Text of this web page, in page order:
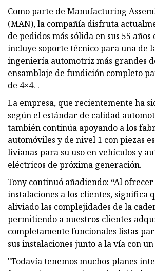
Como parte de Manufacturing
(MAN), la compañía disfruta
de pedidos más sólida en sus 55
incluye soporte técnico para una de
ingeniería automotriz más grandes
ensamblaje de fundición completo
de 4×4. .
La empresa, que recientemente ha
según el estándar de calidad
también continúa apoyando a los
automóviles y de nivel 1 con piezas
livianas para su uso en vehículos y
eléctricos de próxima generación.
Tony continuó añadiendo: “Al ofrecer
instalaciones a los clientes, significa
aliviado las complejidades de la
permitiendo a nuestros clientes
completamente funcionales listas
sus instalaciones junto a la vía con
"Todavía tenemos muchos planes